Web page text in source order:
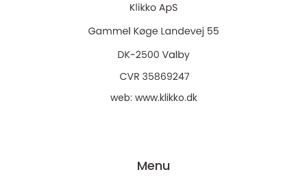
web: www.klikko.dk
Menu